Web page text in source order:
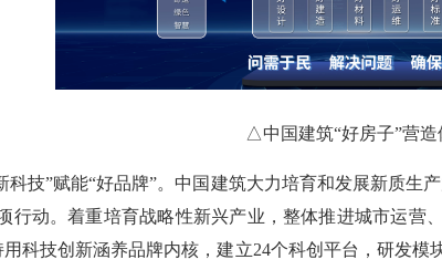
△中国建筑“好房子”营造
技”赋能“好品牌”。中国建筑大力培育和发展新质生产
行动。着重培育战略性新兴产业，整体推进城市运营
科技创新涵养品牌内核，建立24个科创平台，研发